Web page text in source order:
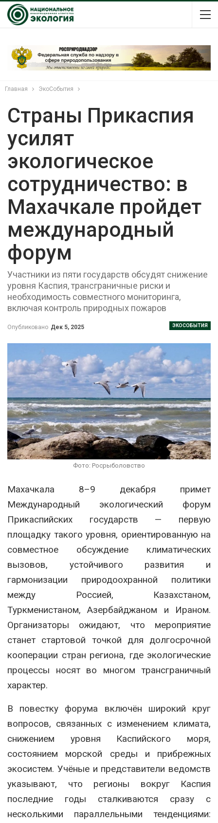
Главная ЭкоСобытия
Страны Прикаспия
усилят
экологическое
сотрудничество: в
Махачкале пройдет
международный
форум
Участники из пяти государств обсудят снижение
уровня Каспия, трансграничные риски и
необходимость совместного мониторинга,
включая контроль природных пожаров
ЭКОСОБЫТИЯ
Опубликовано Дек 5, 2025
Фото: Росрыболовство
Махачкала 8–9 декабря примет
Международный экологический форум
Прикаспийских государств — первую
площадку такого уровня, ориентированную на
совместное обсуждение климатических
вызовов, устойчивого развития и
гармонизации природоохранной политики
между Россией, Казахстаном,
Туркменистаном, Азербайджаном и Ираном.
Организаторы ожидают, что мероприятие
станет стартовой точкой для долгосрочной
кооперации стран региона, где экологические
процессы носят во многом трансграничный
характер.
В повестку форума включён широкий круг
вопросов, связанных с изменением климата,
снижением уровня Каспийского моря,
состоянием морской среды и прибрежных
экосистем. Учёные и представители ведомств
указывают, что регионы вокруг Каспия
последние годы сталкиваются сразу с
несколькими параллельными тенденциями: